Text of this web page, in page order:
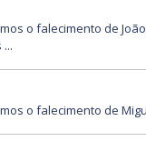
o falecimento de
o falecimento de